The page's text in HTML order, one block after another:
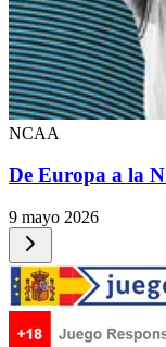
NCAA
De Europa a la
9 mayo 2026